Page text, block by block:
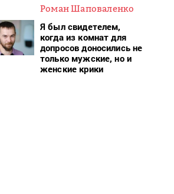
Роман Шаповаленко
Я был свидетелем,
когда из комнат для
допросов доносились не
только мужские, но и
женские крики